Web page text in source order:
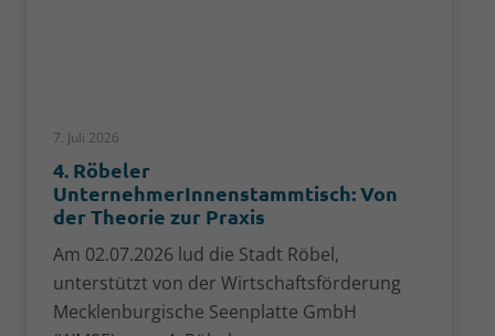
7. Juli 2026
4. Röbeler
UnternehmerInnenstammtisch: Von
der Theorie zur Praxis
Am 02.07.2026 lud die Stadt Röbel,
unterstützt von der Wirtschaftsförderung
Mecklenburgische Seenplatte GmbH